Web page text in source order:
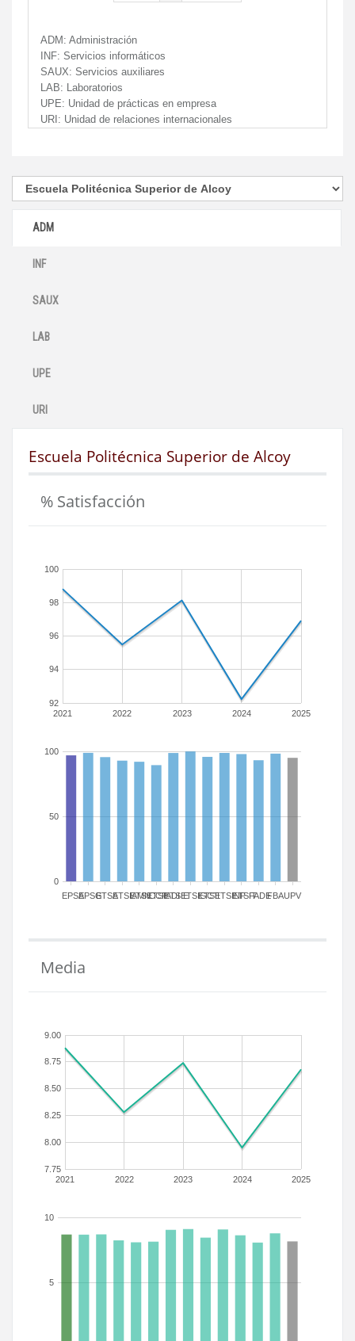
ADM: Administración
INF: Servicios informáticos
SAUX: Servicios auxiliares
LAB: Laboratorios
UPE: Unidad de prácticas en empresa
URI: Unidad de relaciones internacionales
ADM
INF
SAUX
LAB
UPE
URI
Escuela Politécnica Superior de Alcoy
% Satisfacción
2021 2022 2023 2024 2025
92
94
96
98
100
EPSAEPSGETSAETSIAMN
ETSICCP
ETSIADI
ETSIEETSIGCT
ETSIIETSINFETSITFADEFBAUPV
0
50
100
Media
2021 2022 2023 2024 2025
7.75
8.00
8.25
8.50
8.75
9.00
5
10